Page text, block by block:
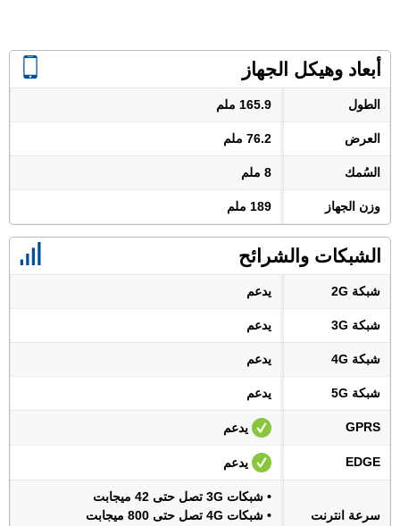
أبعاد وهيكل الجهاز
الطول 165.9 ملم
العرض 76.2 ملم
السُمك 8 ملم
وزن الجهاز 189 ملم
الشبكات والشرائح
شبكة 2G يدعم
شبكة 3G يدعم
شبكة 4G يدعم
شبكة 5G يدعم
GPRS يدعم
EDGE يدعم
سرعة انترنت
• شبكات 3G تصل حتى 42 ميجابت
• شبكات 4G تصل حتى 800 ميجابت